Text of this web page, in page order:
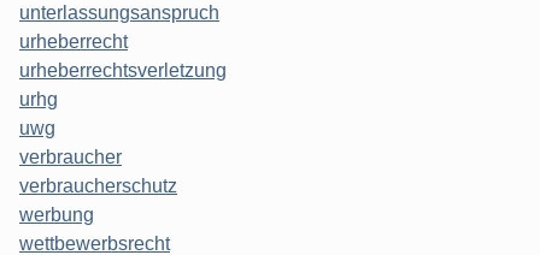
unterlassungsanspruch
urheberrecht
urheberrechtsverletzung
urhg
uwg
verbraucher
verbraucherschutz
werbung
wettbewerbsrecht